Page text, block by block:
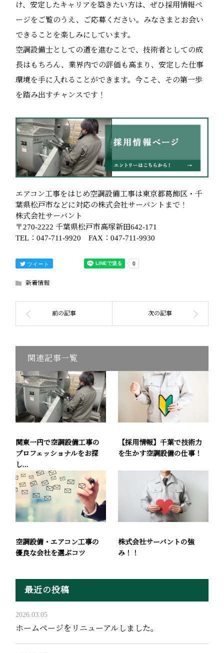
け、安定したキャリアを築きたい方は、ぜひ採用情報ペ
ージをご覧のうえ、ご応募ください。みなさまとお会い
できることを楽しみにしています。
空調設備士としての道を進むことで、技術者としての成
長はもちろん、業界内での評価も高まり、安定した仕事
環境を手に入れることができます。今こそ、その第一歩
を踏み出すチャンスです！
エアコン工事をはじめ空調設備工事は東京都葛飾区・千
葉県松戸市などに対応の株式会社サーバントまで！
株式会社サーバント
〒270-2222 千葉県松戸市高塚新田642-171
TEL：047-711-9920 FAX：047-711-9930
ツイート
新着情報
関連記事一覧
関東一円で空調設備工事の
プロフェッショナルをお探
し...
【採用情報】千葉で技術力
を生かす空調設備の仕事！
空調設備・エアコン工事の
優良な会社を選ぶコツ
株式会社サーバントの強
み！！
最近の投稿
2026.03.05
ホームページをリニューアルしました。